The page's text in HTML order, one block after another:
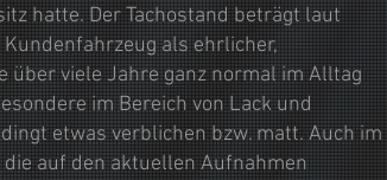
hatte. Der Tachostand beträgt laut
als ehrlicher,
viele Jahre ganz normal im Alltag
im Bereich von Lack und
etwas verblichen bzw. matt. Auch im
auf den aktuellen Aufnahmen